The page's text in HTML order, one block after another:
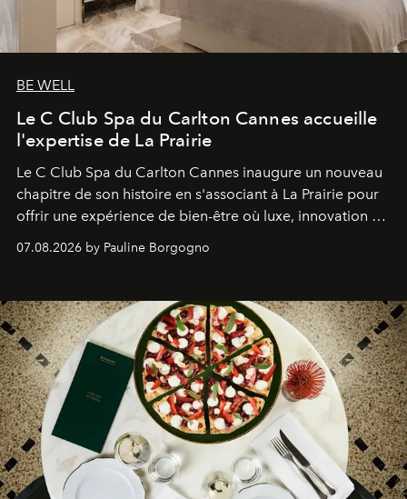
BE WELL
Le C Club Spa du Carlton Cannes accueille
l'expertise de La Prairie
Le C Club Spa du Carlton Cannes inaugure un nouveau
chapitre de son histoire en s'associant à La Prairie pour
offrir une expérience de bien-être où luxe, innovation et
expertise se rencontrent.
07.08.2026 by Pauline Borgogno